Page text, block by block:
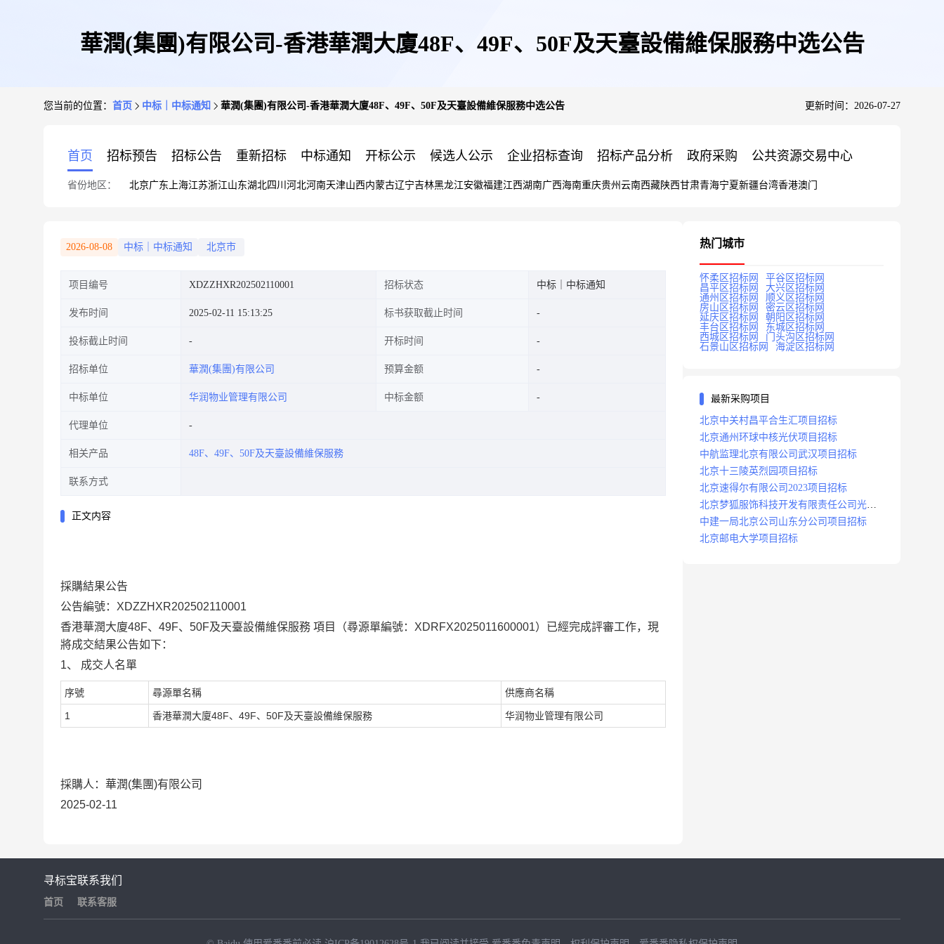
華潤(集團)有限公司-香港華潤大廈48F、49F、50F及天臺設備維保服務中选公告
您当前的位置： 首页 中标｜中标通知 華潤(集團)有限公司-香港華潤大廈48F、49F、50F及天臺設備維保服務中选公告 更新时间：2026-07-27
首页 招标预告 招标公告 重新招标 中标通知 开标公示 候选人公示 企业招标查询 招标产品分析 政府采购 公共资源交易中心
省份地区： 北京广东 上海江苏浙江山东湖北四川 河北河南天津山西内蒙古辽宁吉林黑龙江安徽福建江西湖南广西海南重庆贵州 云南西藏陕西甘肃青海宁夏新疆台湾香港澳门
2026-08-08 中标｜中标通知 北京市
项目编号 XDZZHXR202502110001 招标状态 中标｜中标通知
发布时间 2025-02-11 15:13:25 标书获取截止时间
投标截止时间 开标时间
招标单位 華潤(集團)有限公司 预算金额
中标单位 华润物业管理有限公司 中标金额
代理单位
相关产品 48F、49F、50F及天臺設備維保服務
联系方式
正文内容
採購結果公告
公告編號： XDZZHXR202502110001
香港華潤大廈48F、49F、50F及天臺設備維保服務 項目 （尋源單編號： XDRFX2025011600001）已經完成評審工作，現
將成交結果公告如下：
1、 成交人名單
序號 尋源單名稱 供應商名稱
1 香港華潤大廈48F、49F、50F及天臺設備維保服務 华润物业管理有限公司
採購人 ： 華潤(集團)有限公司
2025-02-11
热门城市
怀柔区招标网
平谷区招标网
昌平区招标网
大兴区招标网
通州区招标网
顺义区招标网
房山区招标网
密云区招标网
延庆区招标网
朝阳区招标网
丰台区招标网
东城区招标网
西城区招标网
门头沟区招标网
石景山区招标网
海淀区招标网
最新采购项目
北京中关村昌平合生汇项目招标
北京通州环球中核光伏项目招标
中航监理北京有限公司武汉项目招标
北京十三陵英烈园项目招标
北京速得尔有限公司2023项目招标
北京梦狐服饰科技开发有限责任公司光绿
能项目招标公告
中建一局北京公司山东分公司项目招标
北京邮电大学项目招标
寻标宝
首页
联系我们
联系客服